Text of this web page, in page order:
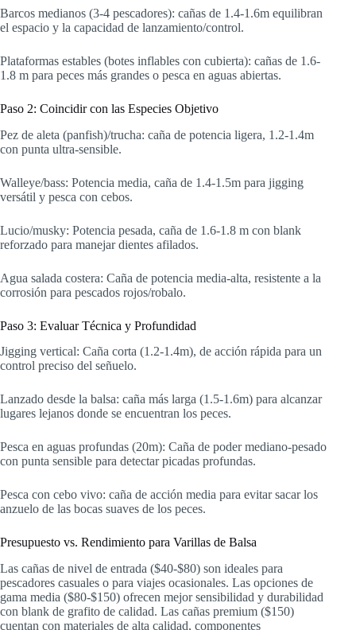
Barcos medianos (3-4 pescadores): cañas de 1.4-1.6m equilibran
el espacio y la capacidad de lanzamiento/control.
Plataformas estables (botes inflables con cubierta): cañas de 1.6-
1.8 m para peces más grandes o pesca en aguas abiertas.
Paso 2: Coincidir con las Especies Objetivo
Pez de aleta (panfish)/trucha: caña de potencia ligera, 1.2-1.4m
con punta ultra-sensible.
Walleye/bass: Potencia media, caña de 1.4-1.5m para jigging
versátil y pesca con cebos.
Lucio/musky: Potencia pesada, caña de 1.6-1.8 m con blank
reforzado para manejar dientes afilados.
Agua salada costera: Caña de potencia media-alta, resistente a la
corrosión para pescados rojos/robalo.
Paso 3: Evaluar Técnica y Profundidad
Jigging vertical: Caña corta (1.2-1.4m), de acción rápida para un
control preciso del señuelo.
Lanzado desde la balsa: caña más larga (1.5-1.6m) para alcanzar
lugares lejanos donde se encuentran los peces.
Pesca en aguas profundas (20m): Caña de poder mediano-pesado
con punta sensible para detectar picadas profundas.
Pesca con cebo vivo: caña de acción media para evitar sacar los
anzuelo de las bocas suaves de los peces.
Presupuesto vs. Rendimiento para Varillas de Balsa
Las cañas de nivel de entrada ($40-$80) son ideales para
pescadores casuales o para viajes ocasionales. Las opciones de
gama media ($80-$150) ofrecen mejor sensibilidad y durabilidad
con blank de grafito de calidad. Las cañas premium ($150)
cuentan con materiales de alta calidad, componentes